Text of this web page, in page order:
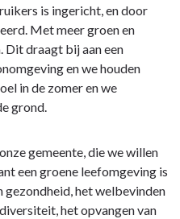
is ingericht, en door
Met meer groen en
Dit draagt bij aan een
en we houden
in de zomer en we
grond.
gemeente, die we willen
een groene leefomgeving is
het welbevinden
het opvangen van